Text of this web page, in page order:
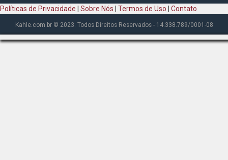
Políticas de Privacidade Sobre Nós Termos de Uso Contato
Kahle.com.br © 2023. Todos Direitos Reservados - 14.338.789/0001-08